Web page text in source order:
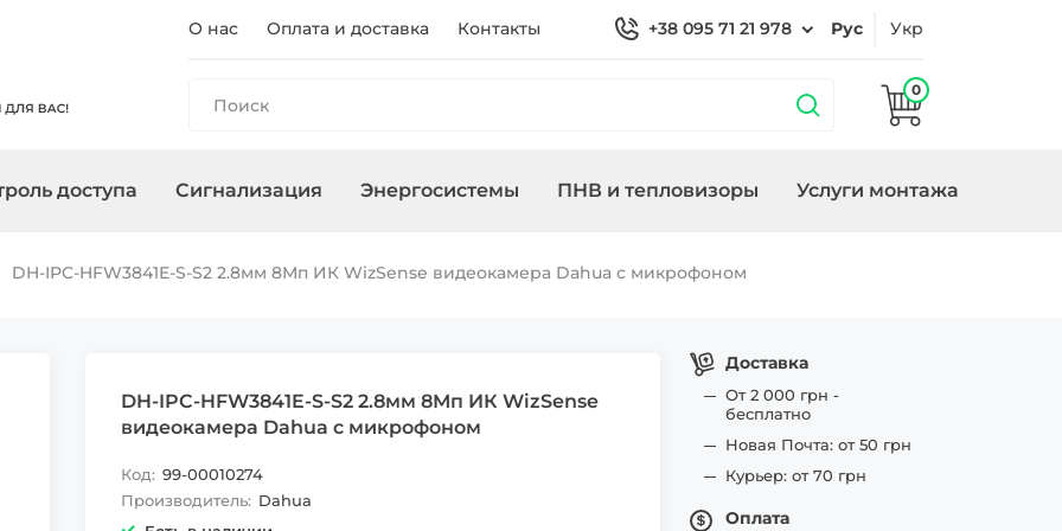
О нас Оплата и доставка Контакты +38 095 71 21 978 Рус Укр
0
оборудование
Считыватели
Lock
доступа Сигнализация Энергосистемы ПНВ и тепловизоры Услуги монтажа
DH-IPC-HFW3841E-S-S2 2.8мм 8Мп ИК WizSense видеокамера Dahua с микрофоном
DH-IPC-HFW3841E-S-S2 2.8мм 8Мп ИК WizSense
видеокамера Dahua с микрофоном
Код: 99-00010274
Производитель: Dahua
Доставка
От 2 000 грн -
бесплатно
Новая Почта: от 50 грн
Курьер: от 70 грн
Оплата